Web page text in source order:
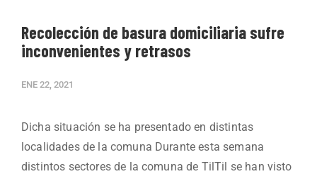
Recolección de basura domiciliaria sufre
inconvenientes y retrasos
ENE 22, 2021
Dicha situación se ha presentado en distintas
localidades de la comuna Durante esta semana
distintos sectores de la comuna de TilTil se han visto